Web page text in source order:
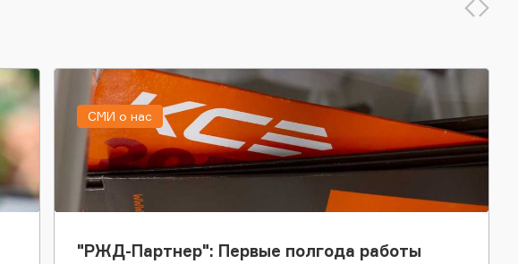
"РЖД-Партнер": Первые полгода работы
СМИ о нас